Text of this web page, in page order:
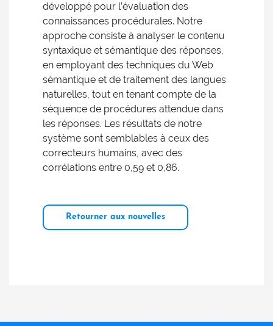
développé pour l’évaluation des
connaissances procédurales. Notre
approche consiste à analyser le contenu
syntaxique et sémantique des réponses,
en employant des techniques du Web
sémantique et de traitement des langues
naturelles, tout en tenant compte de la
séquence de procédures attendue dans
les réponses. Les résultats de notre
système sont semblables à ceux des
correcteurs humains, avec des
corrélations entre 0,59 et 0,86.
Retourner aux nouvelles